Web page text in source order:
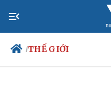
/THẾ GIỚI